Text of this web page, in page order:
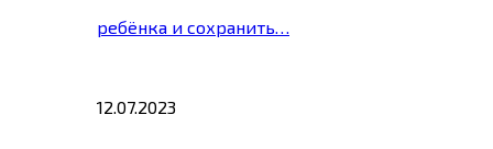
ребёнка и сохранить…
12.07.2023